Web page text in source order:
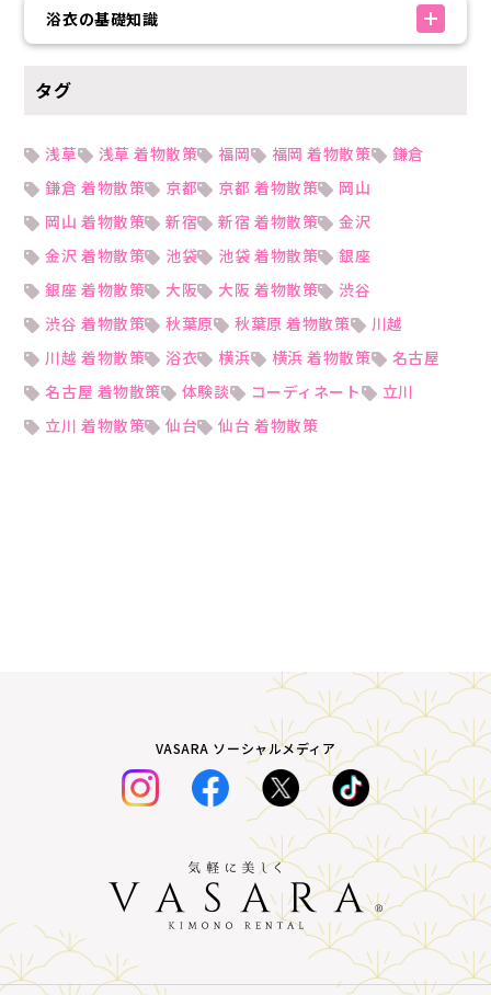
浴衣の基礎知識
タグ
浅草 浅草 着物散策 福岡 福岡 着物散策
鎌倉
鎌倉 着物散策
京都 京都 着物散策
岡山
岡山 着物散策
新宿 新宿 着物散策
金沢
金沢 着物散策
池袋 池袋 着物散策
銀座
銀座 着物散策
大阪 大阪 着物散策
渋谷
渋谷 着物散策
秋葉原 秋葉原 着物散策
川越
川越 着物散策
浴衣 横浜 横浜 着物散策
名古屋
名古屋 着物散策
体験談 コーディネート
立川
立川 着物散策
仙台 仙台 着物散策
VASARA ソーシャルメディア